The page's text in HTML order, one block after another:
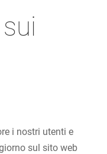
i nostri utenti e
sul sito web